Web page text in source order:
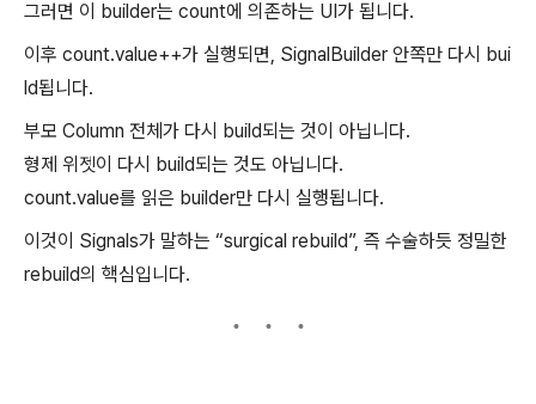
그러면 이 builder는 count에 의존하는 UI가 됩니다.
이후 count.value++가 실행되면, SignalBuilder 안쪽만 다시 bui
ld됩니다.
부모 Column 전체가 다시 build되는 것이 아닙니다.
형제 위젯이 다시 build되는 것도 아닙니다.
count.value를 읽은 builder만 다시 실행됩니다.
이것이 Signals가 말하는 “surgical rebuild”, 즉 수술하듯 정밀한
rebuild의 핵심입니다.